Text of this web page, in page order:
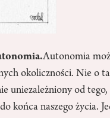
Autonomia
okoliczności. Nie o
uniezależniony od
końca naszego życia.